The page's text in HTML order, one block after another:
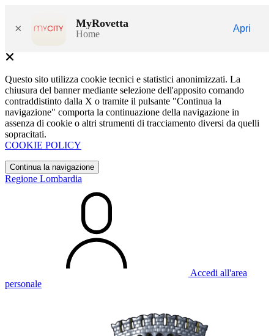
× MyRovetta
Home
Apri
Questo sito utilizza cookie tecnici e statistici anonimizzati. La
chiusura del banner mediante selezione dell'apposito comando
contraddistinto dalla X o tramite il pulsante "Continua la
navigazione" comporta la continuazione della navigazione in
assenza di cookie o altri strumenti di tracciamento diversi da quelli
sopracitati.
COOKIE POLICY
Continua la navigazione
Regione Lombardia
Accedi all'area
personale